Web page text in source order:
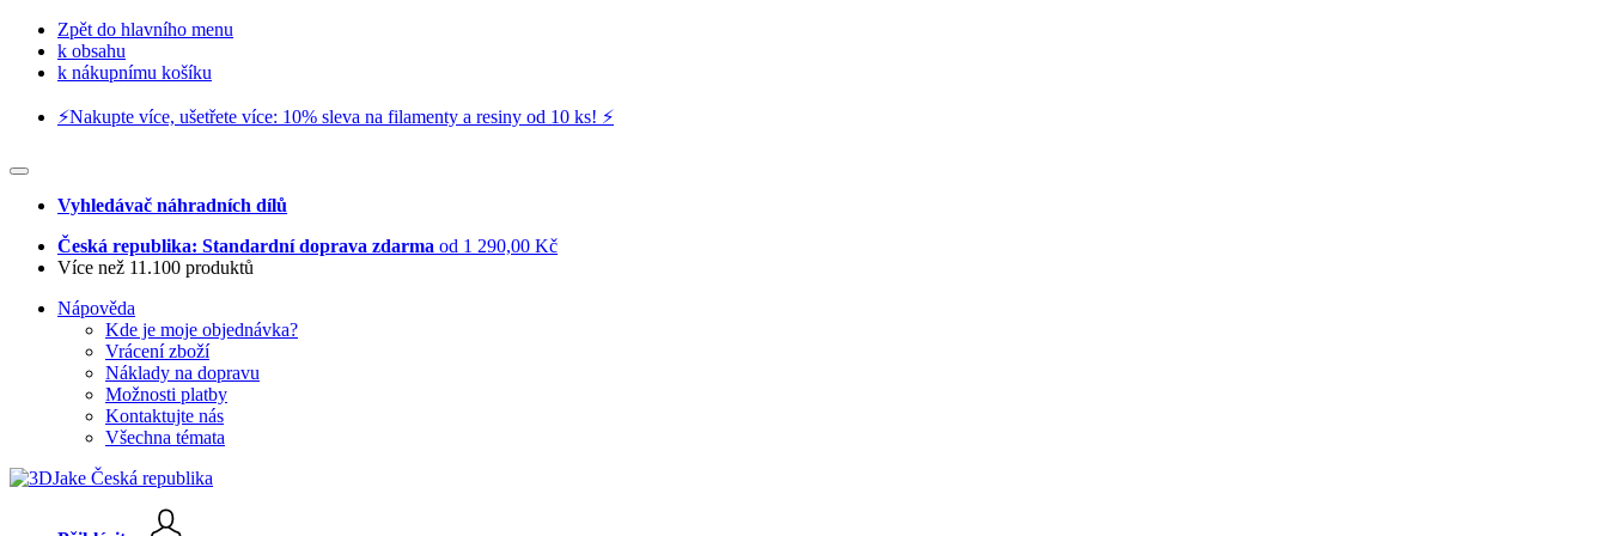
Zpět do hlavního menu
k obsahu
k nákupnímu košíku
⚡️Nakupte více, ušetřete více: 10% sleva na filamenty a resiny od 10 ks! ⚡️
Vyhledávač náhradních dílů
Česká republika: Standardní doprava zdarma od 1 290,00 Kč
Více než 11.100 produktů
Nápověda
Kde je moje objednávka?
Vrácení zboží
Náklady na dopravu
Možnosti platby
Kontaktujte nás
Všechna témata